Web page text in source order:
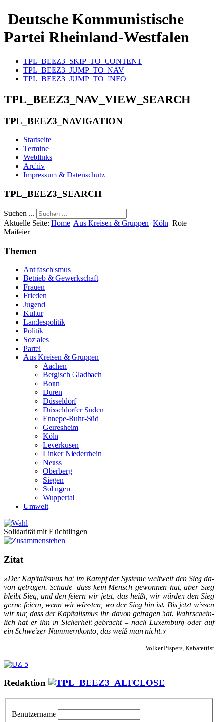
Deutsche Kommunistische
Partei Rheinland-Westfalen
TPL_BEEZ3_SKIP_TO_CONTENT
TPL_BEEZ3_JUMP_TO_NAV
TPL_BEEZ3_JUMP_TO_INFO
TPL_BEEZ3_NAV_VIEW_SEARCH
TPL_BEEZ3_NAVIGATION
Startseite
Termine
Weblinks
Archiv
Impressum & Datenschutz
TPL_BEEZ3_SEARCH
Suchen ...
Aktuelle Seite: Home Aus Kreisen & Gruppen Köln Rote
Maifeier
Themen
Antifaschismus
Betrieb & Gewerkschaft
Frauen
Frieden
Jugend
Kultur
Landespolitik
Politik
Soziales
Partei
Aus Kreisen & Gruppen
Aachen
Bergisch Gladbach
Bonn
Düren
Düsseldorf
Düsseldorfer Süden
Ennepe-Ruhr-Süd
Gerresheim
Köln
Leverkusen
Linker Niederrhein
Neuss
Oberberg
Siegen
Solingen
Wuppertal
Umwelt
Solidarität mit Flüchtlingen
Zitat
»Der Ka­pi­ta­lis­mus hat im Kampf der Sys­te­me welt­weit den Sieg da­
von ge­tra­gen. Scha­de, dass kein Mensch ge­won­nen hat, aber Sieg
bleibt Sieg, und den fei­ern wir jetzt, das hei­ßt, wir wür­den den Sieg
ger­ne fei­ern, wenn wir wüss­ten, wo der Sieg hin ist. Bis jetzt wis­sen
wir nur, dass der Ka­pi­ta­lis­mus ihn da­von ge­tra­gen hat. Wahr­schein­
lich hat er ihn in Si­cher­heit ge­bracht – nach Lu­xem­burg oder auf
ein Schwei­zer Num­mern­kon­to, das weiß man nicht.«
Volker Pispers, Kabarettist
Redaktion
Benutzername